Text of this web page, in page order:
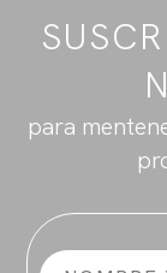
para